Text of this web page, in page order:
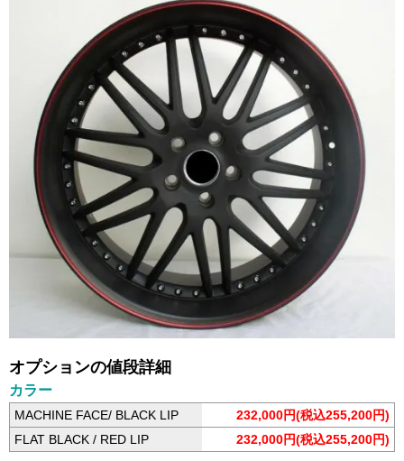
オプションの値段詳細
カラー
MACHINE FACE/ BLACK LIP
232,000円(税込255,200円)
FLAT BLACK / RED LIP
232,000円(税込255,200円)